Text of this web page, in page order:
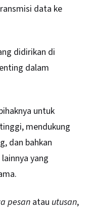
data ke
didirikan di
dalam
untuk
mendukung
dan bahkan
yang
pesan atau utusan,